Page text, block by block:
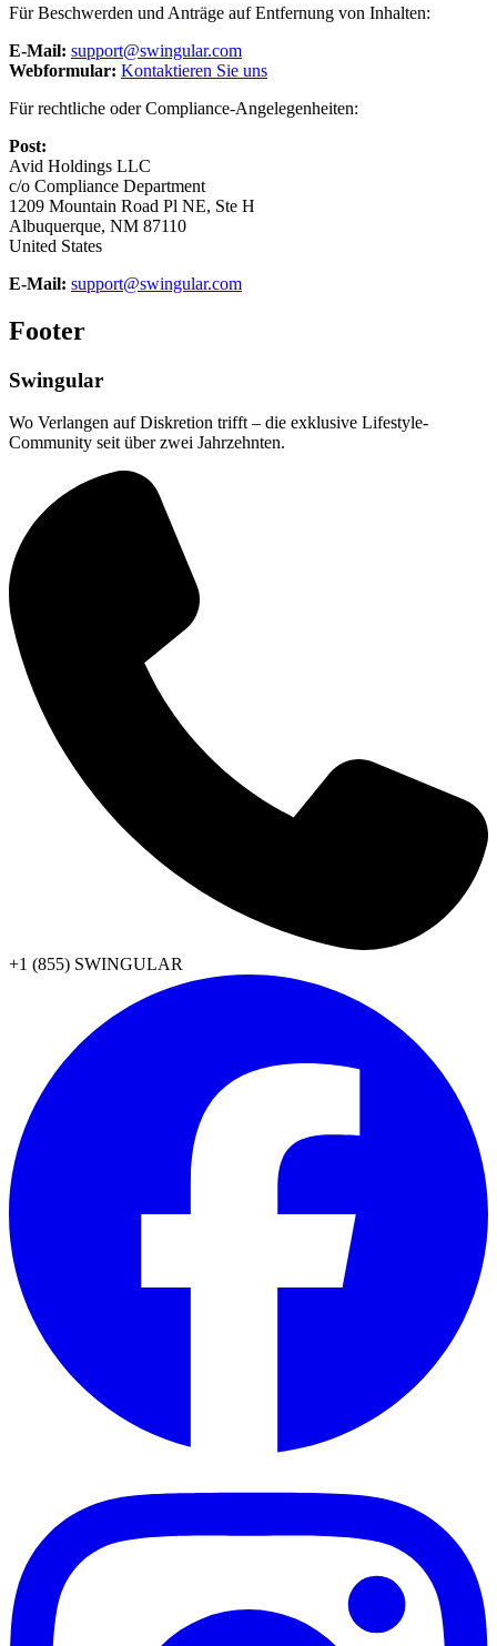
Für Beschwerden und Anträge auf Entfernung von Inhalten:
E-Mail: support@swingular.com
Webformular: Kontaktieren Sie uns
Für rechtliche oder Compliance-Angelegenheiten:
Post:
Avid Holdings LLC
c/o Compliance Department
1209 Mountain Road Pl NE, Ste H
Albuquerque, NM 87110
United States
E-Mail: support@swingular.com
Footer
Swingular
Wo Verlangen auf Diskretion trifft – die exklusive Lifestyle-
Community seit über zwei Jahrzehnten.
+1 (855) SWINGULAR